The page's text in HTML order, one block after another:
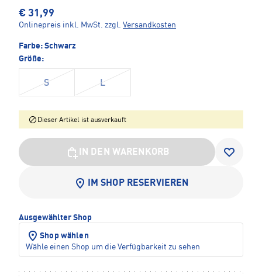
€ 31,99
Onlinepreis inkl. MwSt. zzgl. Versandkosten
Farbe: Schwarz
Größe:
S L
Dieser Artikel ist ausverkauft
IN DEN WARENKORB
IM SHOP RESERVIEREN
Ausgewählter Shop
Shop wählen
Wähle einen Shop um die Verfügbarkeit zu sehen